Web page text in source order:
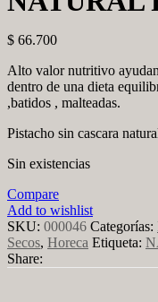
$ 66.700
Alto valor nutritivo
dentro de una dieta
,batidos , malteadas.
Pistacho sin cascara
Sin existencias
Compare
Add to wishlist
SKU: 000046 Categorías:
Secos, Horeca Etiqueta:
Share: